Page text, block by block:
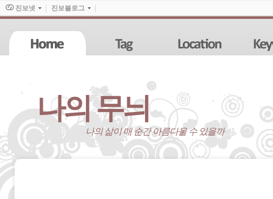
나의 무늬
나의 삶이 매 순간 아름다울 수 있을까
진보넷 진보블로그